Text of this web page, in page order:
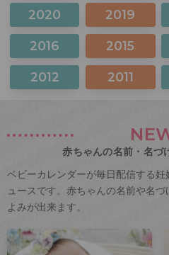
2020 2019
2016 2015
2012 2011
赤ちゃんの名前・名づ
ベビーカレンダーが毎日配信する
ュースです。赤ちゃんの名前や名
よみが出来ます。